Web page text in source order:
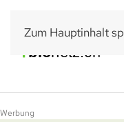
Zum Hauptinhalt
Werbung